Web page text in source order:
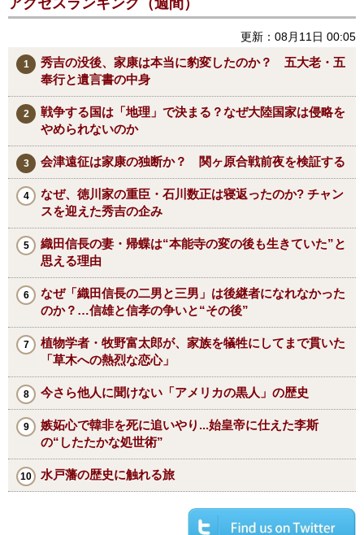
更新：08月11日 00:05
秀吉の没後、家康は本当に豹変したのか？ 五大老・五
奉行と遺言書の中身
戦争する国は「地理」で決まる？なぜ大陸国家は侵略を
やめられないのか
会津遠征は家康の独断か？ 関ヶ原合戦前夜を検証する
なぜ、徳川家の重臣・石川数正は寝返ったのか? チャン
スを迎えた秀吉の企み
織田信長の妻・帰蝶は“本能寺の変の後も生きていた”と
思える理由
なぜ「織田信長の二男と三男」は後継者になれなかった
のか？…信雄と信孝の争いと“その後”
植物学者・牧野富太郎が、家族を犠牲にしてまで貫いた
「草木への熱烈な恋心」
今さら他人に聞けない「アメリカの黒人」の歴史
嫉妬心で韓非を死に追いやり...始皇帝に仕えた李斯
の“したたかな処世術”
水戸藩の歴史に触れる旅